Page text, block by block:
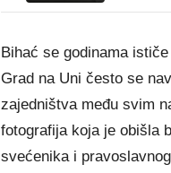
Bihać se godinama
Grad na Uni često se
zajedništva među svim
fotografija koja je obišla
svećenika i